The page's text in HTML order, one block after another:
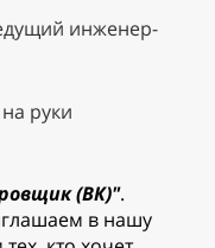
инженер-
руки
(ВК)".
в нашу